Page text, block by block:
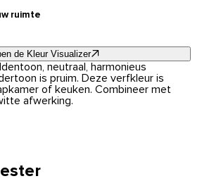
ruimte
de Kleur Visualizer
neutraal, harmonieus
is pruim. Deze verfkleur is
of keuken. Combineer met
afwerking.